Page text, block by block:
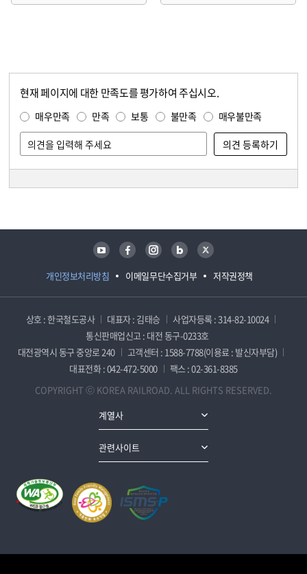
현재 페이지에 대한 만족도를 평가하여 주십시오.
매우만족 만족 보통 불만족 매우불만족
개인정보처리방침 이메일무단수집거부 저작권정책
유튜브 페이스북 인스타그램 블로그 트위터
상호 : 한국철도공사 대표자 : 김태승
사업자등록 : 314-82-10024
통신판매업신고 : 대전 동구-0233호
대전광역시 동구 중앙로 240
고객센터 : 1588-7788(이용료 : 발신자부담)
대표전화 : 042-472-5000
팩스 : 02-361-8385
COPYRIGHT ⓒ KOREA RAILROAD. ALL RIGHTS RESERVED.
계열사
관련사이트